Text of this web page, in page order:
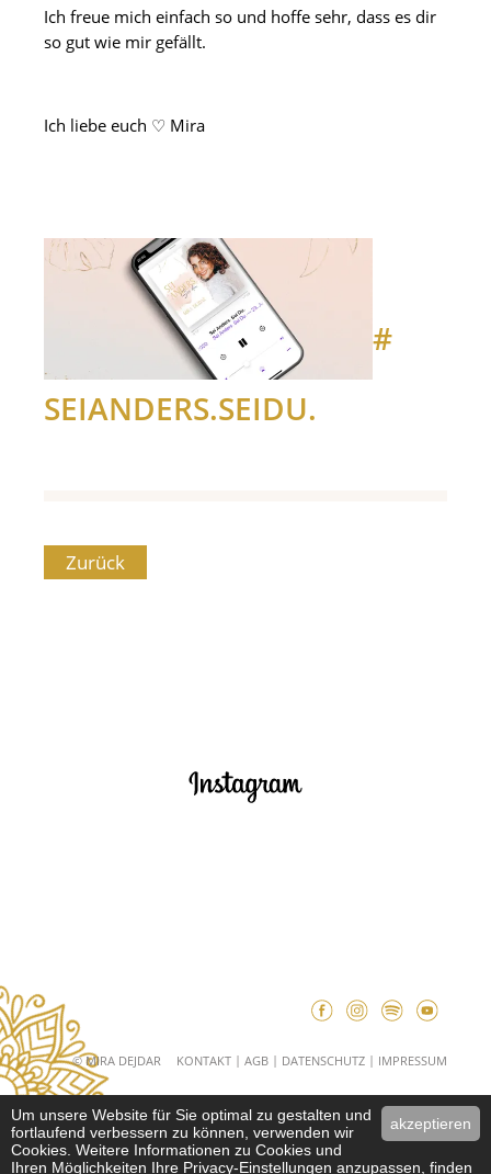
Ich freue mich einfach so und hoffe sehr, dass es dir
so gut wie mir gefällt.
Ich liebe euch ♡ Mira
#
SEIANDERS.SEIDU.
Zurück
© MIRA DEJDAR KONTAKT AGB DATENSCHUTZ IMPRESSUM
akzeptieren
Um unsere Website für Sie optimal zu gestalten und
fortlaufend verbessern zu können, verwenden wir
Cookies. Weitere Informationen zu Cookies und
Ihren Möglichkeiten Ihre Privacy-Einstellungen anzupassen, finden